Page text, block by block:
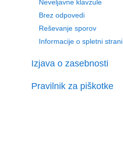
Neveljavne klavzule
Brez odpovedi
Reševanje sporov
Informacije o spletni strani
Izjava o zasebnosti
Pravilnik za piškotke